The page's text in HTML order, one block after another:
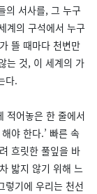
의 서사를, 그 누구
계의 구석에서 누구
뜰 때마다 천변만
는 것, 이 세계의 가
다.
적어놓은 한 줄에서
야 한다.’ 빠른 속
흐릿한 풀잎을 바
밟지 않기 위해 느
렇기에 우리는 천선